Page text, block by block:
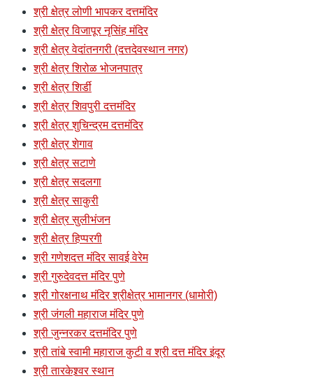
श्री क्षेत्र लोणी भापकर दत्तमंदिर
श्री क्षेत्र विजापूर नृसिंह मंदिर
श्री क्षेत्र वेदांतनगरी (दत्तदेवस्थान नगर)
श्री क्षेत्र शिरोळ भोजनपात्र
श्री क्षेत्र शिर्डी
श्री क्षेत्र शिवपुरी दत्तमंदिर
श्री क्षेत्र शुचिन्द्रम दत्तमंदिर
श्री क्षेत्र शेगाव
श्री क्षेत्र सटाणे
श्री क्षेत्र सदलगा
श्री क्षेत्र साकुरी
श्री क्षेत्र सुलीभंजन
श्री क्षेत्र हिप्परगी
श्री गणेशदत्त मंदिर सावई वेरेम
श्री गुरुदेवदत्त मंदिर पुणे
श्री गोरक्षनाथ मंदिर श्रीक्षेत्र भामानगर (धामोरी)
श्री जंगली महाराज मंदिर पुणे
श्री जुन्नरकर दत्तमंदिर पुणे
श्री तांबे स्वामी महाराज कुटी व श्री दत्त मंदिर इंदूर
श्री तारकेश्र्वर स्थान